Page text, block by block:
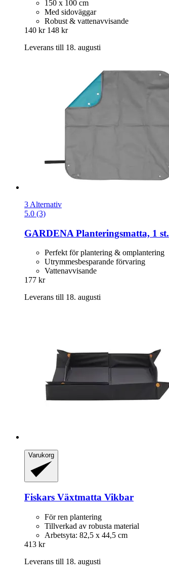
150 x 100 cm
Med sidoväggar
Robust & vattenavvisande
140 kr 148 kr
Leverans till 18. augusti
3 Alternativ
5.0 (3)
GARDENA Planteringsmatta, 1 st.
Perfekt för plantering & omplantering
Utrymmesbesparande förvaring
Vattenavvisande
177 kr
Leverans till 18. augusti
Varukorg
Fiskars Växtmatta Vikbar
För ren plantering
Tillverkad av robusta material
Arbetsyta: 82,5 x 44,5 cm
413 kr
Leverans till 18. augusti